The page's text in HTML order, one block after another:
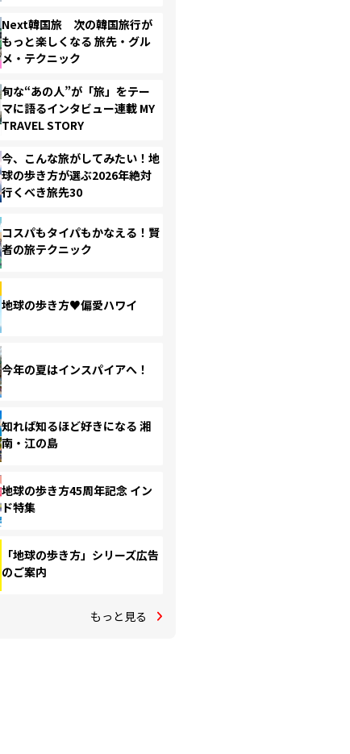
Next韓国旅 次の韓国旅行が
もっと楽しくなる 旅先・グル
メ・テクニック
旬な“あの人”が「旅」をテー
マに語るインタビュー連載 MY
TRAVEL STORY
今、こんな旅がしてみたい！地
球の歩き方が選ぶ2026年絶対
行くべき旅先30
コスパもタイパもかなえる！賢
者の旅テクニック
地球の歩き方♥偏愛ハワイ
今年の夏はインスパイアへ！
知れば知るほど好きになる 湘
南・江の島
地球の歩き方45周年記念 イン
ド特集
「地球の歩き方」シリーズ広告
のご案内
もっと見る